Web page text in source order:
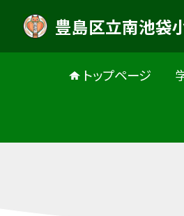
豊島区立南池袋
トップページ